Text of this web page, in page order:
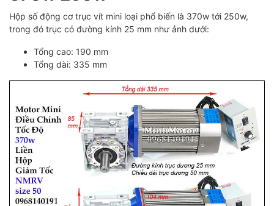
Hộp số động cơ trục vít mini loại phổ biến là 370w tới 250w,
trong đó trục có đường kính 25 mm như ảnh dưới:
Tổng cao: 190 mm
Tổng dài: 335 mm